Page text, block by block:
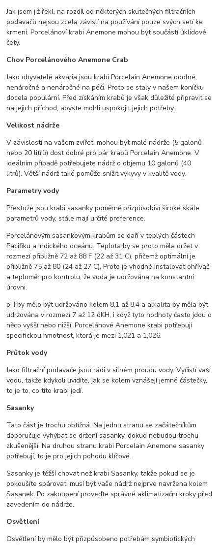
Jak jsem již řekl, na rozdíl od některých skutečných filtračních
podavačů nejsou zcela závislí na používání pouze svých setí ke
krmení. Porcelánoví krabi Anemone mohou být součástí úklidové
čety.
Chov Porcelánového Anemone Crab
Jako obyvatelé akvária jsou krabi Porcelain Anemone odolné,
nenáročné a nenáročné na péči. Proto se staly v našem koníčku
docela populární. Před získáním krabů je však důležité připravit se
na jejich příchod, abyste mohli uspokojit jejich potřeby.
Velikost nádrže
V závislosti na vašem zvířeti mohou být malé nádrže (5 galonů
nebo 20 litrů) dost dobré pro pár krabů Porcelain Anemone. V
ideálním případě potřebujete nádrž o objemu 10 galonů (40
litrů). Větší nádrž také pomůže snížit výkyvy v kvalitě vody.
Parametry vody
Přestože jsou krabi sasanky poměrně přizpůsobiví široké škále
parametrů vody, stále mají určité preference.
Porcelánovým sasankovým krabům se daří v teplých částech
Pacifiku a Indického oceánu. Teplota by se proto měla držet v
rozmezí přibližně 72 až 88 F (22 až 31 C), přičemž optimální je
přibližně 75 až 80 (24 až 27 C). Proto je vhodné instalovat ohřívač
a teploměr pro kontrolu, že voda je udržována na konstantní
úrovni.
pH by mělo být udržováno kolem 8,1 až 8,4 a alkalita by měla být
udržována v rozmezí 7 až 12 dKH, i když tyto hodnoty často jdou o
něco vyšší nebo nižší. Porcelánové Anemone krabi potřebují
specifickou hmotnost, která je mezi 1,021 a 1,026.
Průtok vody
Jako filtrační podavače jsou rádi v silném proudu vody. Vyčistí vaši
vodu, takže kdykoli uvidíte, jak se kolem vznášejí jemné částečky,
to je to, co tito krabi jedí.
Sasanky
Tato část je trochu obtížná. Na jednu stranu se začátečníkům
doporučuje vyhýbat se držení sasanky, dokud nebudou trochu
zkušenější. Na druhou stranu krabi Porcelain Anemone sasanky
potřebují, to je pro jejich pohodu klíčové.
Sasanky je těžší chovat než krabi Sasanky, takže pokud se je
pokoušíte spárovat, musí být vaše nádrž nejprve navržena kolem
Sasanek. Po zakoupení proveďte správné aklimatizační kroky před
zavedením do nádrže.
Osvětlení
Osvětlení by mělo být přizpůsobeno potřebám symbiotických